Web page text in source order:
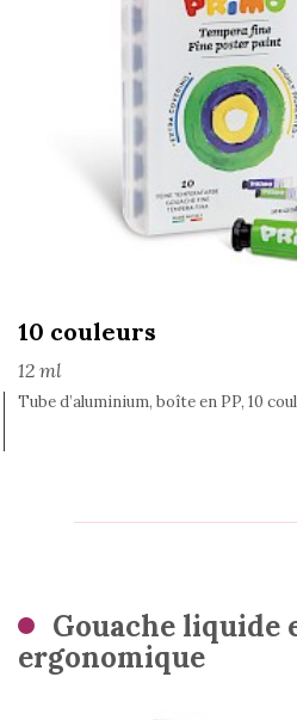
10 couleurs
12 ml
Tube d’aluminium, boîte en PP, 10
Gouache liquide
ergonomique